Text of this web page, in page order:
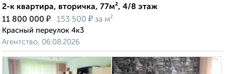
2-к квартира, вторичка, 77м², 4/8 этаж
11 800 000 ₽ 153 500 ₽ за м²
Красный переулок 4к3
Агентство, 06.08.2026